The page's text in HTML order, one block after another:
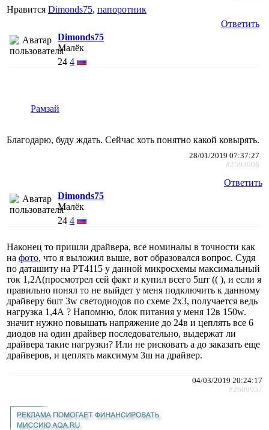
Нравится Dimonds75, папоротник
Ответить
Dimonds75
Малёк
24 4
Рамзай
Благодарю, буду ждать. Сейчас хоть понятно какой ковырять.
28/01/2019 07:37:27
#2593908
Ответить
Dimonds75
Малёк
24 4
Наконец то пришли драйвера, все номиналы в точности как
на фото, что я выложил выше, вот образовался вопрос. Судя
по даташиту на РТ4115 у данной микросхемы максимальный
ток 1,2А(просмотрел сей факт и купил всего 5шт (( ), и если я
правильно понял то не выйдет у меня подключить к данному
драйверу 6шт 3w светодиодов по схеме 2х3, получается ведь
нагрузка 1,4А ? Напомню, блок питания у меня 12в 150w.
значит нужно повышать напряжение до 24в и цеплять все 6
диодов на один драйвер последовательно, выдержат ли
драйвера такие нагрузки? Или не рисковать а до заказать еще
драйверов, и цеплять максимум 3ш на драйвер.
04/03/2019 20:24:17
#2609957